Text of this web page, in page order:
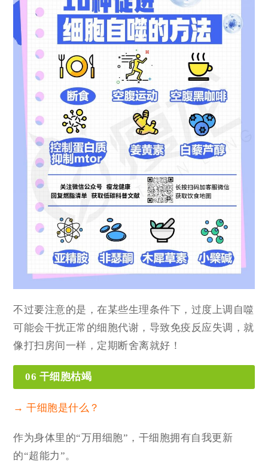
不过要注意的是，在某些生理条件下，过度上调自噬
可能会干扰正常的细胞代谢，导致免疫反应失调，就
像打扫房间一样，定期断舍离就好！
06 干细胞枯竭
→ 干细胞是什么？
作为身体里的“万用细胞”，干细胞拥有自我更新
的“超能力”。